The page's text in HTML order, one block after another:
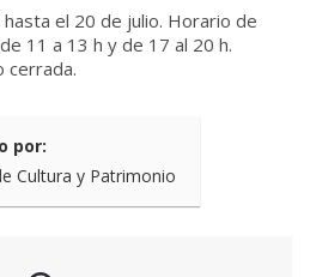
el 20 de julio. Horario de
11 a 13 h y de 17 al 20 h.
cerrada.
por:
Cultura y Patrimonio